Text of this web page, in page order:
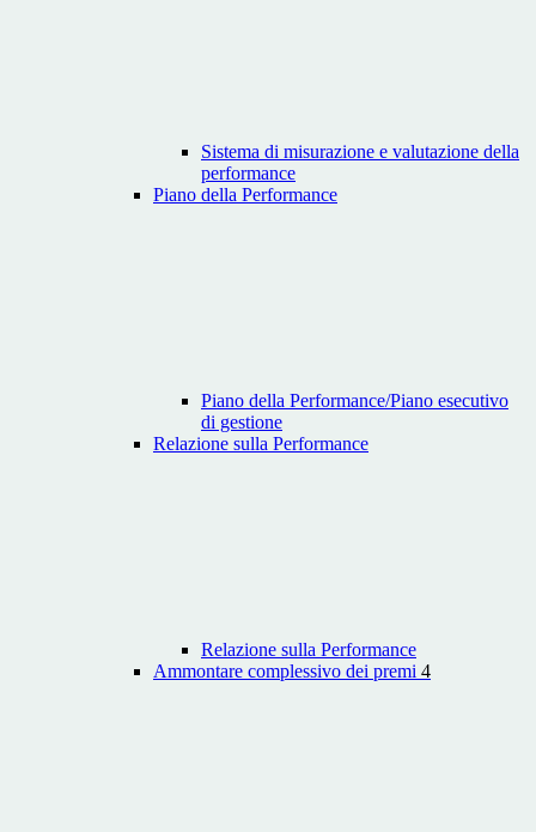
Sistema di misurazione e valutazione della
performance
Piano della Performance
Piano della Performance/Piano esecutivo
di gestione
Relazione sulla Performance
Relazione sulla Performance
Ammontare complessivo dei premi 4